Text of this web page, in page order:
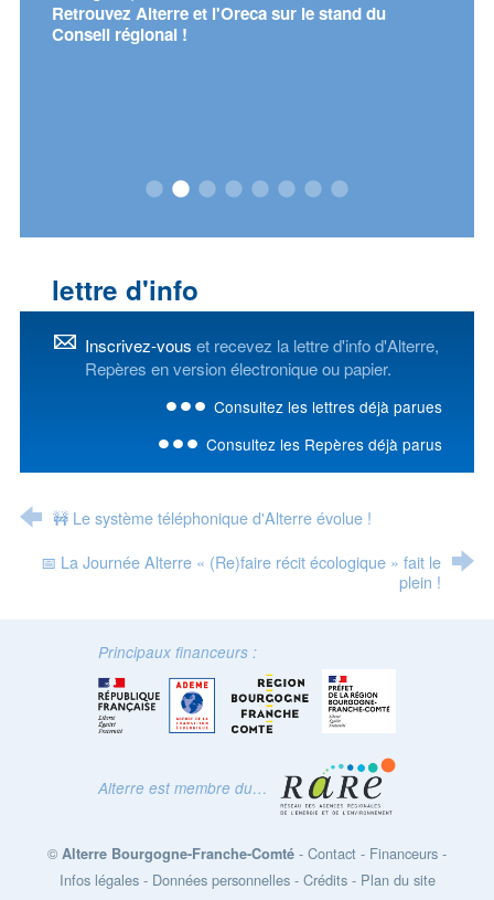
Retrouvez Alterre et l'Oreca sur le stand du
Conseil régional !
lettre d'info
Inscrivez-vous et recevez la lettre d'info d'Alterre,
Repères en version électronique ou papier.
Consultez les lettres déjà parues
Consultez les Repères déjà parus
🚧 Le système téléphonique d'Alterre évolue !
📅 La Journée Alterre « (Re)faire récit écologique » fait le
plein !
Principaux financeurs :
Alterre est membre du…
© Alterre Bourgogne-Franche-Comté - Contact - Financeurs -
Infos légales- Données personnelles- Crédits- Plan du site